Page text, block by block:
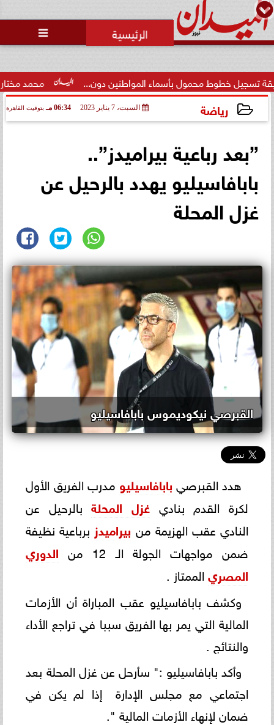

محمد مختار جمعة: بدل محمول بأسماء المواطنين دون...
رياضة السبت، 7 يناير 2023 06:34 مـ بتوقيت القاهرة
”بعد رباعية بيراميدز”..
بابافاسيليو يهدد بالرحيل عن
غزل المحلة
القبرصي نيكوديموس بابافاسيليو
هدد القبرصي بابافاسيليو مدرب الفريق الأول
لكرة القدم بنادي غزل المحلةبالرحيل عن
النادي عقب الهزيمة من بيراميدز برباعية نظيفة
ضمن مواجهات الجولة الـ 12 من
الدوري
المصري الممتاز .
وكشف بابافاسيليو عقب المباراة أن الأزمات
المالية التي يمر بها الفريق سببا في تراجع الأداء
والنتائج .
وأكد بابافاسيليو :" سأرحل عن غزل المحلة بعد
اجتماعي مع مجلس الإدارة إذا لم يكن في
ضمان لإنهاء الأزمات المالية ".